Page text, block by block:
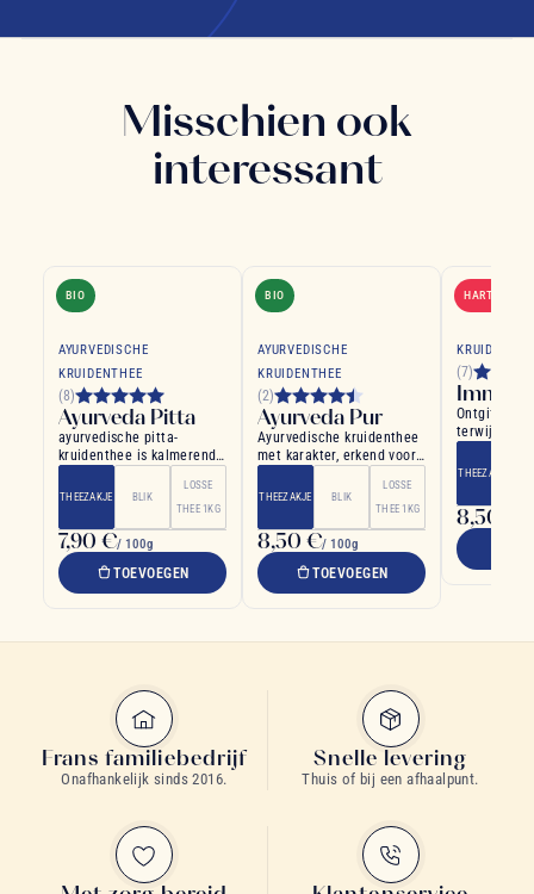
Misschien ook
interessant
BIO
AYURVEDISCHE
KRUIDENTHEE
(8)
Ayurveda Pitta
ayurvedische pitta-
kruidenthee is kalmerend,
verfrissend
THEEZAKJE BLIK
LOSSE
THEE 1KG
7,90 €/ 100g
TOEVOEGEN
BIO
AYURVEDISCHE
KRUIDENTHEE
(2)
Ayurveda Pur
Ayurvedische kruidenthee
met karakter, erkend voor
THEEZAKJE BLIK
LOSSE
THEE 1KG
8,50 €/ 100g
TOEVOEGEN
HARTELIJK
(7)
Ontgiftet
terwijl het
THEEZAKJE
8,50 €
Frans familiebedrijf
Onafhankelijk sinds 2016.
Snelle levering
Thuis of bij een afhaalpunt.